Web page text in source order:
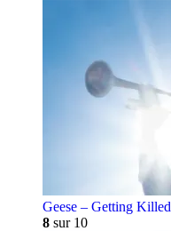
Geese – Getting Killed
8 sur 10